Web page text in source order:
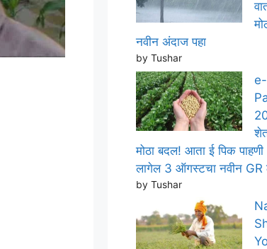
नवीन अंदाज पहा
by Tushar
मोठा बदल! आता ई पिक पाहणी
लागेल 3 ऑगस्टचा नवीन GR
by Tushar